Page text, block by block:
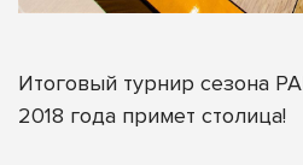
Итоговый турнир сезона
2018 года примет столица!